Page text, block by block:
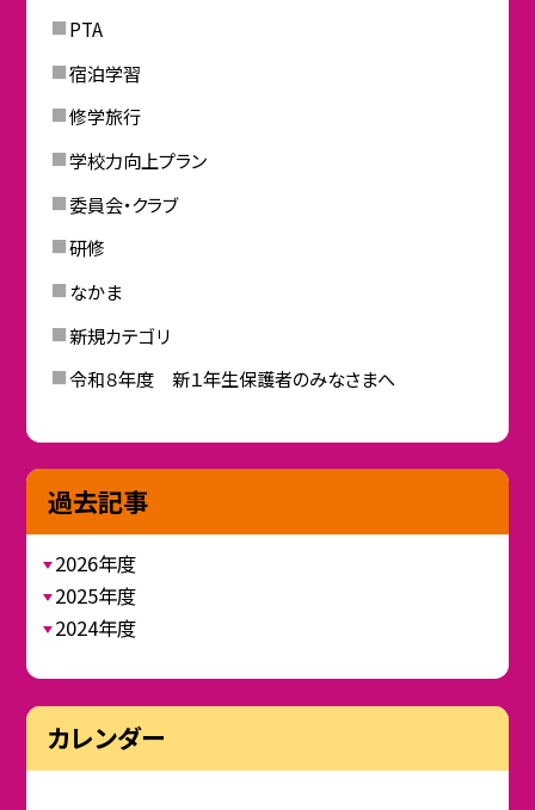
PTA
宿泊学習
修学旅行
学校力向上プラン
委員会・クラブ
研修
なかま
新規カテゴリ
令和８年度 新１年生保護者のみなさまへ
過去記事
2026年度
2025年度
2024年度
カレンダー